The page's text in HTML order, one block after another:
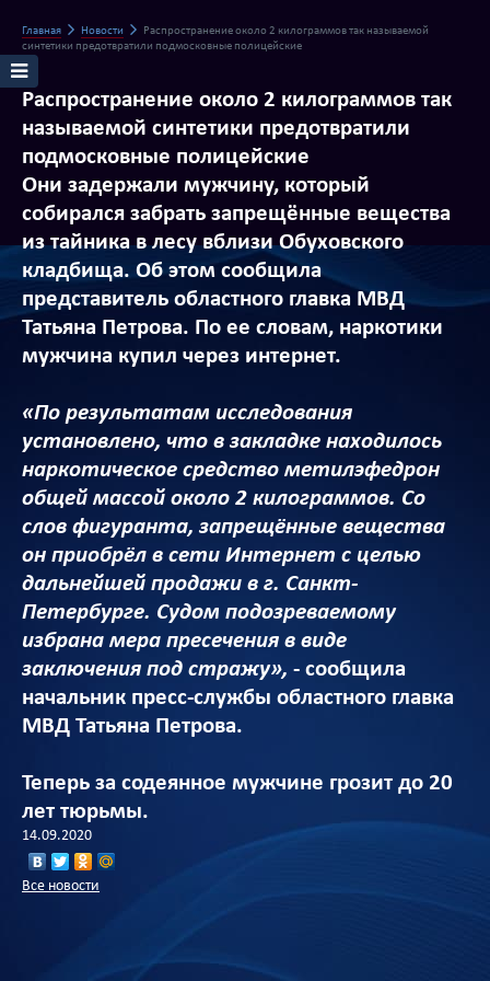
Главная Новости
Распространение около 2 килограммов так называемой
синтетики предотвратили подмосковные полицейские
Распространение около 2 килограммов так
называемой синтетики предотвратили
подмосковные полицейские
Они задержали мужчину, который
собирался забрать запрещённые вещества
из тайника в лесу вблизи Обуховского
кладбища. Об этом сообщила
представитель областного главка МВД
Татьяна Петрова. По ее словам, наркотики
мужчина купил через интернет.
«По результатам исследования
установлено, что в закладке находилось
наркотическое средство метилэфедрон
общей массой около 2 килограммов. Со
слов фигуранта, запрещённые вещества
он приобрёл в сети Интернет с целью
дальнейшей продажи в г. Санкт-
Петербурге. Судом подозреваемому
избрана мера пресечения в виде
заключения под стражу», - сообщила
начальник пресс-службы областного главка
МВД Татьяна Петрова.
Теперь за содеянное мужчине грозит до 20
лет тюрьмы.
14.09.2020
Все новости